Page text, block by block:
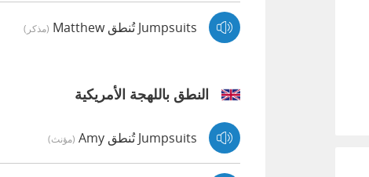
Jumpsuits تُنطق Matthew (مذكر)
النطق باللهجة الأمريكية
Jumpsuits تُنطق Amy (مؤنث)